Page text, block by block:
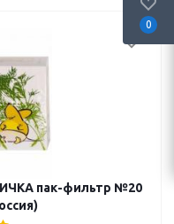
пак-фильтр №20
0